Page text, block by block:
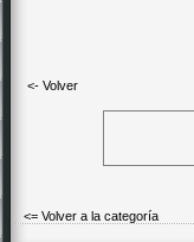
<- Volver
<= Volver a la categoría